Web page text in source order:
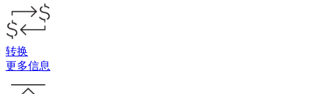
转换
更多信息